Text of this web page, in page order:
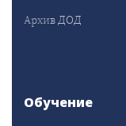
Архив ДОД
Обучение